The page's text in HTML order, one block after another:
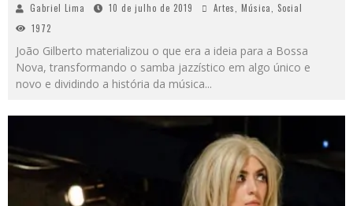
Gabriel Lima 10 de julho de 2019 Artes Música
Social
1972
João Gilberto materializou o que era a ideia para a Bossa
Nova, transformando o samba jazzístico em algo único e
novo e dividindo a história da música...